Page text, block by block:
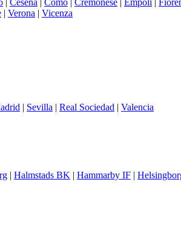
| Cesena | Como | Cremonese | Empoli |
| Verona | Vicenza
| Sevilla | Real Sociedad | Valencia
| Halmstads BK | Hammarby IF |